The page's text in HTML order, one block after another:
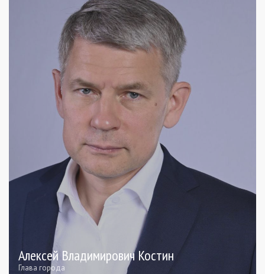
Алексей Владимирович Костин
Глава города